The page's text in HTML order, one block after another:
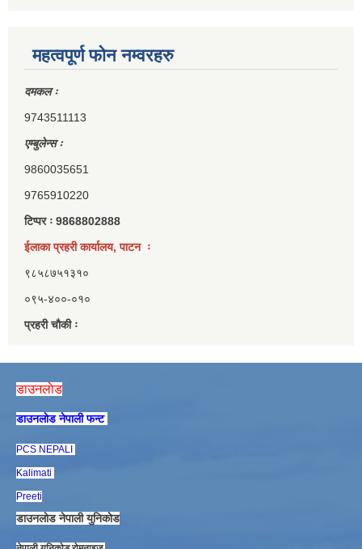
महत्वपूर्ण फोन नम्वरहरु
दमकल ः
9743511113
एम्बुलेन्स ः
9860035651
9765910220
टिप्पर ः 9868802888
ईलाका प्रहरी कार्यालय, पाटन ः
९८५८७५१३१०
०९५-४००-०१०
प्रहरी चौकी ः
डाउनलाेड
डाउनलाेड नेपाली फन्ट
PCS NEPALI
Kalimati
Preeti
डाउनलाेड नेपाली युनिकाेड